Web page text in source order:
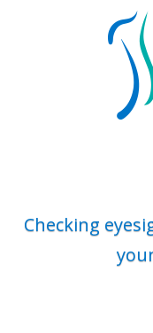
Checking